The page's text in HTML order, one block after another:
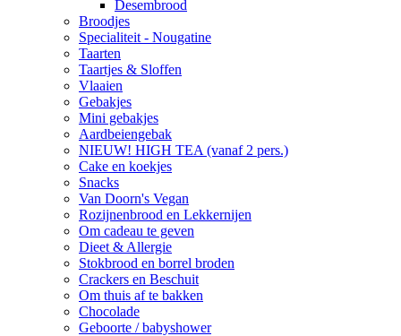
Desembrood
Broodjes
Specialiteit - Nougatine
Taarten
Taartjes & Sloffen
Vlaaien
Gebakjes
Mini gebakjes
Aardbeiengebak
NIEUW! HIGH TEA (vanaf 2 pers.)
Cake en koekjes
Snacks
Van Doorn's Vegan
Rozijnenbrood en Lekkernijen
Om cadeau te geven
Dieet & Allergie
Stokbrood en borrel broden
Crackers en Beschuit
Om thuis af te bakken
Chocolade
Geboorte / babyshower